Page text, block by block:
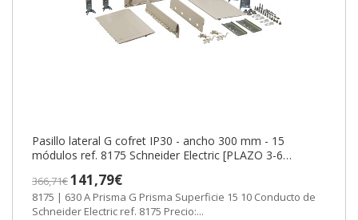
Pasillo lateral G cofret IP30 - ancho 300 mm - 15
módulos ref. 8175 Schneider Electric [PLAZO 3-6
366,71€141,79€
8175 | 630 A Prisma G Prisma Superficie 15 10 Conducto de
Schneider Electric ref. 8175 Precio:...